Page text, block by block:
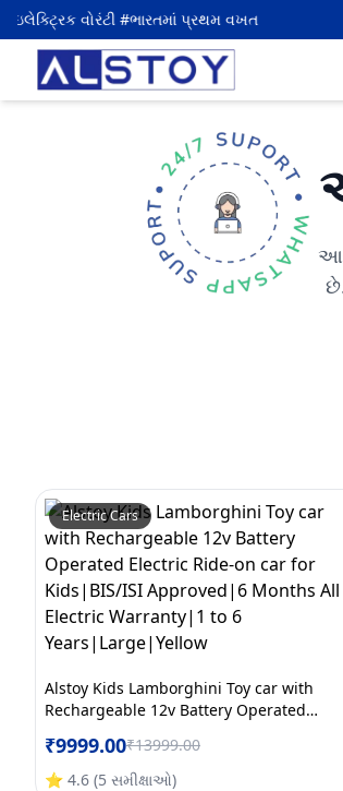
પ્રથમ વખત 🎉 મેળવો 5 કોડ સાથે
Electric Cars
Alstoy Kids Lamborghini Toy car with
Rechargeable 12v Battery Operated
Approved|6 Months All Electric
Warranty|1 to 6 Years|Large|Yellow
₹9999.00₹13999.00
⭐ 4.6 (5 સમીક્ષાઓ)